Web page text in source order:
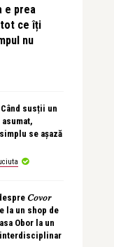
e prea
ce îți
nu
susții un
se așază
𝐶𝑜𝑣𝑜𝑟
la un shop de
Obor la un